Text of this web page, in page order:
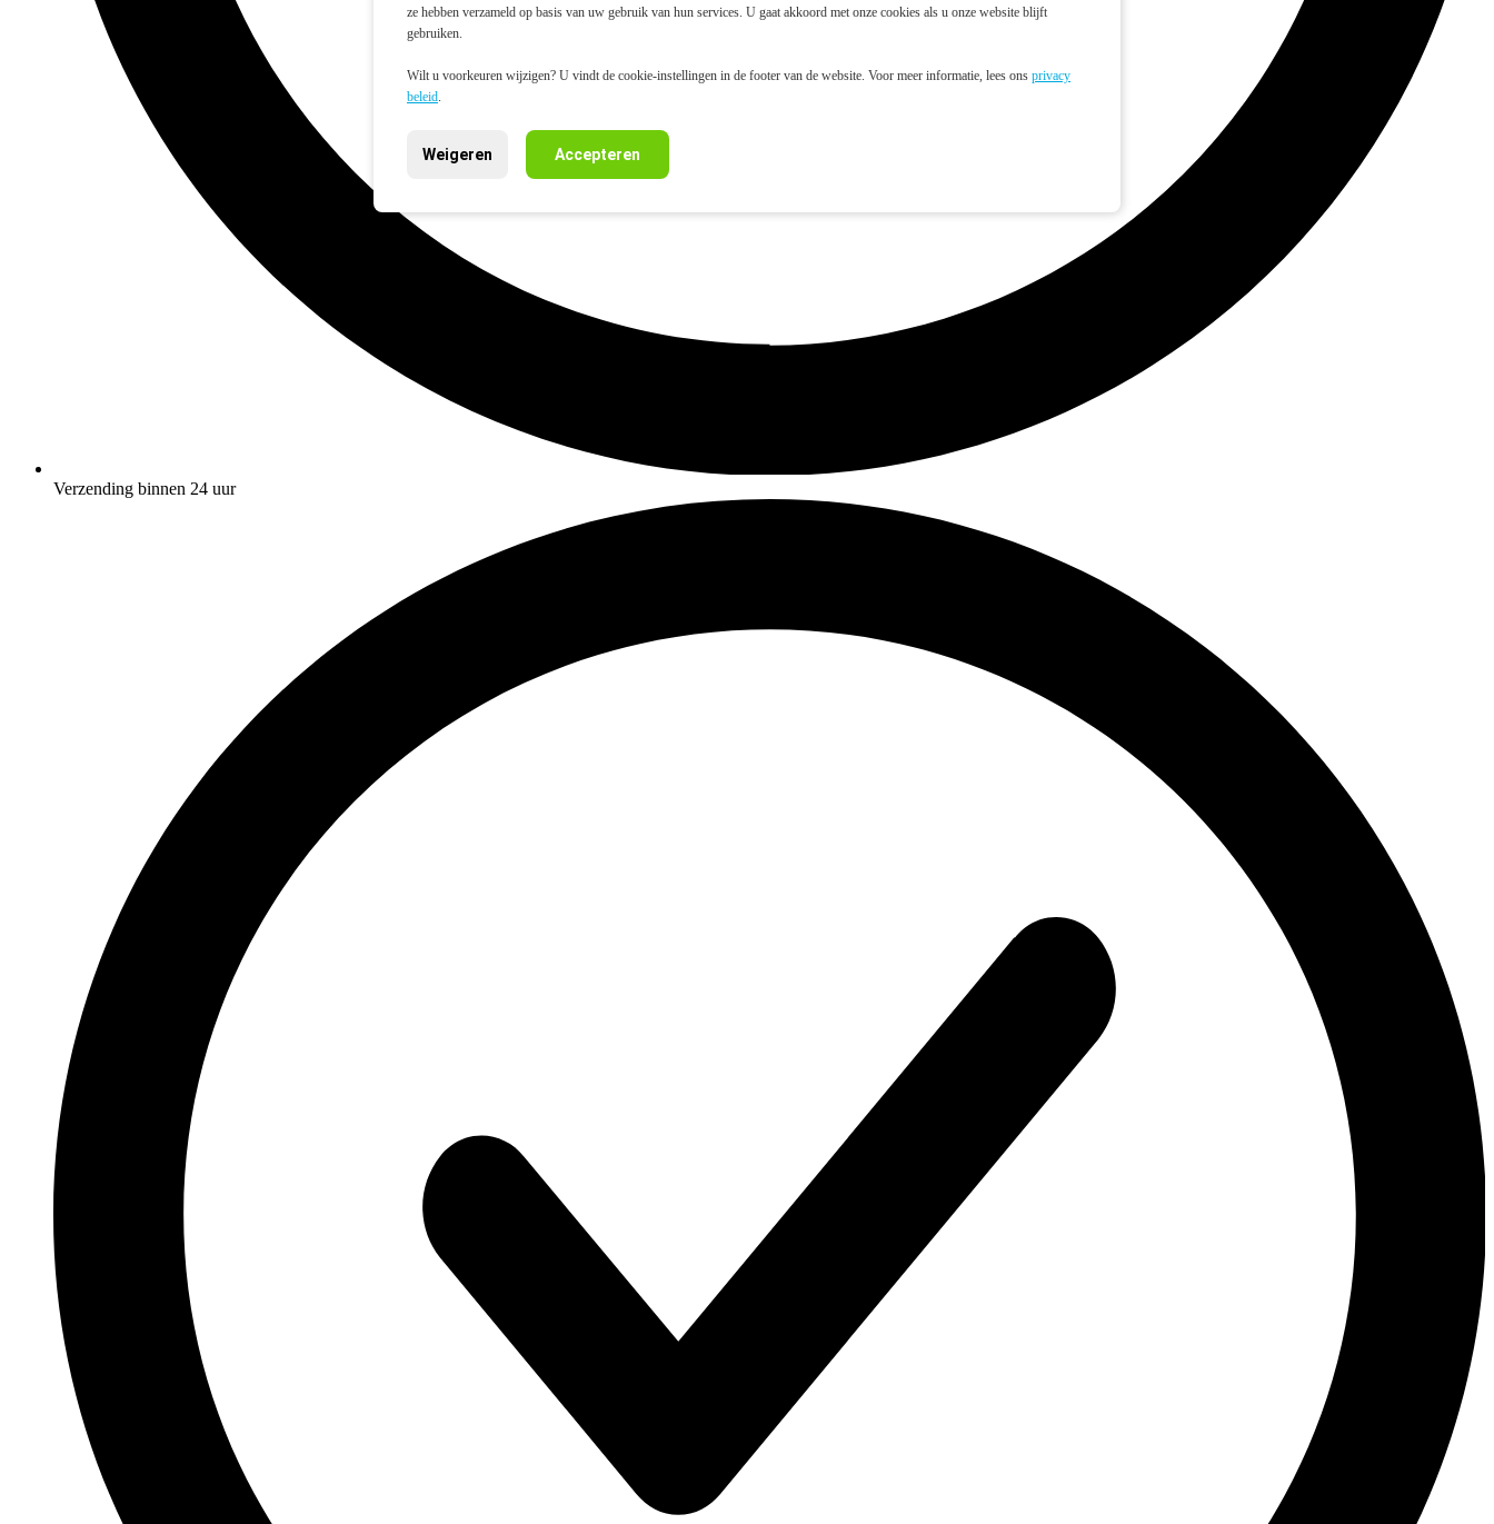
ze hebben verzameld op basis van uw gebruik van hun services. U gaat akkoord met onze cookies als u onze website blijft
gebruiken.
Wilt u voorkeuren wijzigen? U vindt de cookie-instellingen in de footer van de website. Voor meer informatie, lees ons privacy
beleid.
Weigeren Accepteren
Verzending binnen 24 uur